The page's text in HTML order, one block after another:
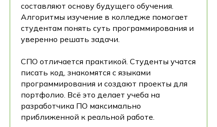
составляют основу будущего обучения.
Алгоритмы изучение в колледже помогает
студентам понять суть программирования и
уверенно решать задачи.
СПО отличается практикой. Студенты учатся
писать код, знакомятся с языками
программирования и создают проекты для
портфолио. Всё это делает учеба на
разработчика ПО максимально
приближенной к реальной работе.